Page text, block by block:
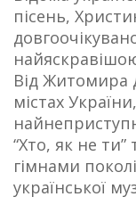
пісень,
Від Житомира
містах
“Хто, як не ти”
гімнами
української